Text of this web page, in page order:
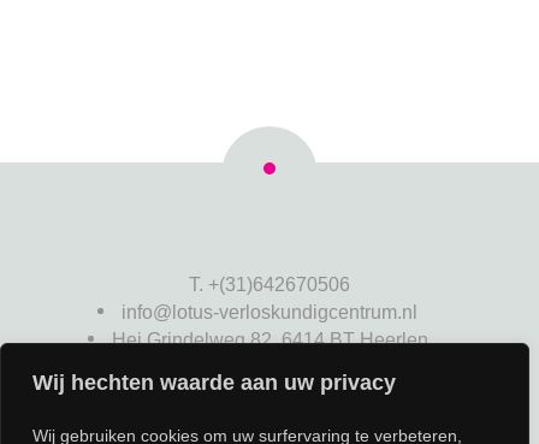
Wij hechten waarde aan uw privacy
Wij gebruiken cookies om uw surfervaring te verbeteren,
T. +(31)642670506
info@lotus-verloskundigcentrum.nl
Hei Grindelweg 82, 6414 BT Heerlen